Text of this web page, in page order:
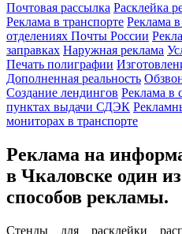
Почтовая рассылка Расклейка
Реклама в транспорте Реклама
отделениях Почты России
заправках Наружная реклама
Печать полиграфии
Дополненная реальность
Создание лендингов Реклама в
пунктах выдачи СДЭК
мониторах в транспорте
Реклама на
в Чкаловске один из
способов рекламы.
Стенды для расклейки